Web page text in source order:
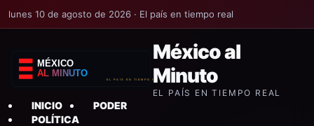
lunes 10 de agosto de 2026 · El país en tiempo real
México al
Minuto
EL PAÍS EN TIEMPO REAL
INICIO
PODER
POLÍTICA